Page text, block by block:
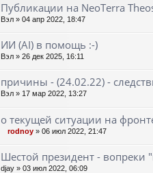
Публикации на NeoTerra
Вэл » 04 апр 2022, 18:47
ИИ (AI) в помощь :-)
Вэл » 26 дек 2025, 16:11
причины - (24.02.22) -
Вэл » 17 мар 2022, 13:27
о текущей ситуации на
rodnoy » 06 июл 2022, 21:47
Шестой президент - вопреки
djay » 03 июл 2022, 06:09